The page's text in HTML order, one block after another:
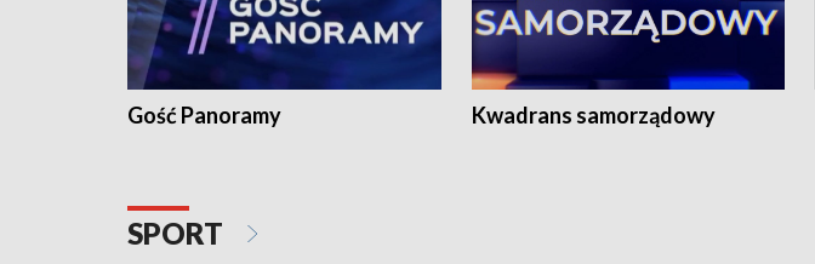
Gość Panoramy Kwadrans samorządowy
SPORT